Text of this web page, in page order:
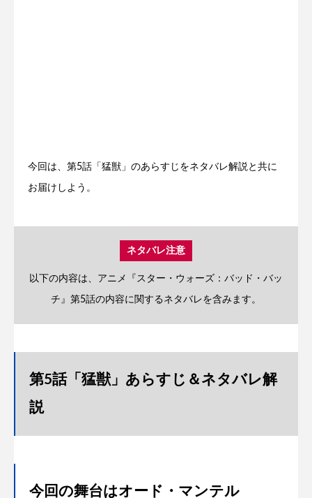
今回は、第5話「猛獣」のあらすじをネタバレ解説と共に
お届けしよう。
ネタバレ注意
以下の内容は、アニメ『スター・ウォーズ：バッド・バッ
チ』第5話の内容に関するネタバレを含みます。
第5話「猛獣」あらすじ＆ネタバレ解
説
今回の舞台はオード・マンテル